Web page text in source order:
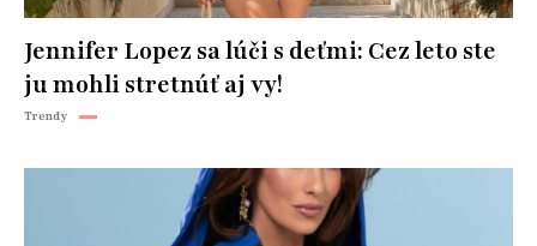
Jennifer Lopez sa lúči s deťmi: Cez leto ste
ju mohli stretnúť aj vy!
Trendy